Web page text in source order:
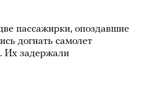
пассажирки, опоздавшие
догнать самолет
Их задержали